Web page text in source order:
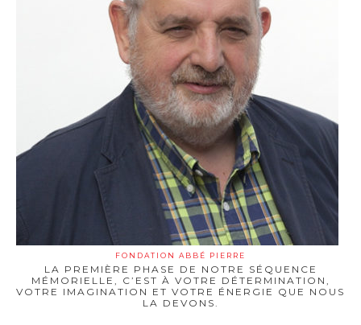
FONDATION ABBÉ PIERRE
LA PREMIÈRE PHASE DE NOTRE SÉQUENCE
MÉMORIELLE, C’EST À VOTRE DÉTERMINATION,
VOTRE IMAGINATION ET VOTRE ÉNERGIE QUE NOUS
LA DEVONS.